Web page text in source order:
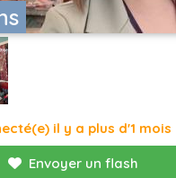
il y a plus d'1 mois
Envoyer un flash